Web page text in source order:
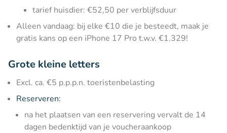
tarief huisdier: €52,50 per verblijfsduur
Alleen vandaag: bij elke €10 die je besteedt, maak je
gratis kans op een iPhone 17 Pro t.w.v. €1.329!
Grote kleine letters
Excl. ca. €5 p.p.p.n. toeristenbelasting
Reserveren:
na het plaatsen van een reservering vervalt de 14
dagen bedenktijd van je voucheraankoop